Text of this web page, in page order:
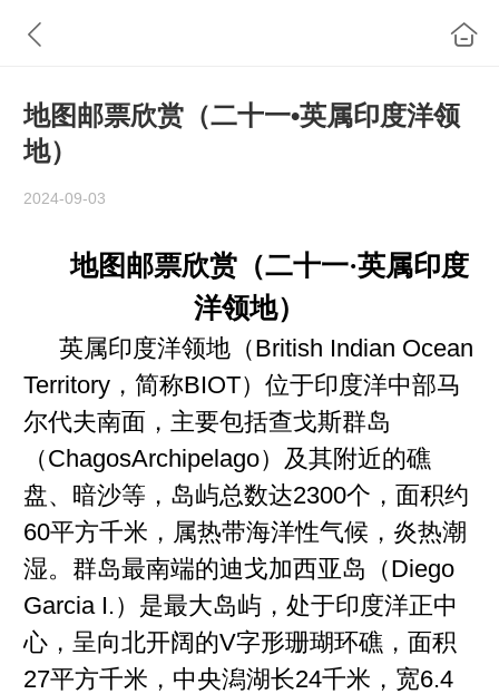
地图邮票欣赏（二十一•英属印度洋领
地）
2024-09-03
地图邮票欣赏（二十一·英属印度
洋领地）
英属印度洋领地（British Indian Ocean
Territory ，简称BIOT）位于印度洋中部马
尔代夫南面，主要包括查戈斯群岛
（ChagosArchipelago）及其附近的礁
盘、暗沙等，岛屿总数达2300个，面积约
60平方千米，属热带海洋性气候，炎热潮
湿。群岛最南端的迪戈加西亚岛（Diego
Garcia I.）是最大岛屿，处于印度洋正中
心，呈向北开阔的V字形珊瑚环礁，面积
27平方千米，中央潟湖长24千米，宽6.4